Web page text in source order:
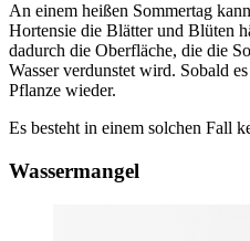
An einem heißen Sommertag
Hortensie die Blätter und Blüten
dadurch die Oberfläche, die die
Wasser verdunstet wird. Sobald
Pflanze wieder.
Es besteht in einem solchen Fall
Wassermangel